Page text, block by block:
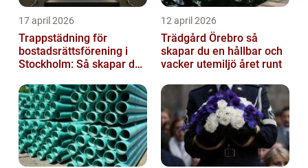
17 april 2026
Trappstädning för
bostadsrättsförening i
Stockholm: Så skapar du
trapphus...
12 april 2026
Trädgård Örebro så
skapar du en hållbar och
vacker utemiljö året runt